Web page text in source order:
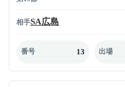
相手SA広島
番号 13 出場